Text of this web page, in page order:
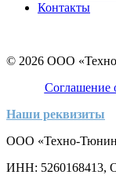
Контакты
© 2026 ООО
Соглашение
Наши реквизиты
ООО «Техно-
ИНН: 5260168413,